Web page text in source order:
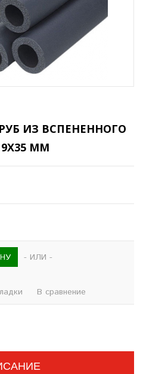
ИЗ ВСПЕНЕННОГО
9Х35 ММ
- ИЛИ -
В сравнение